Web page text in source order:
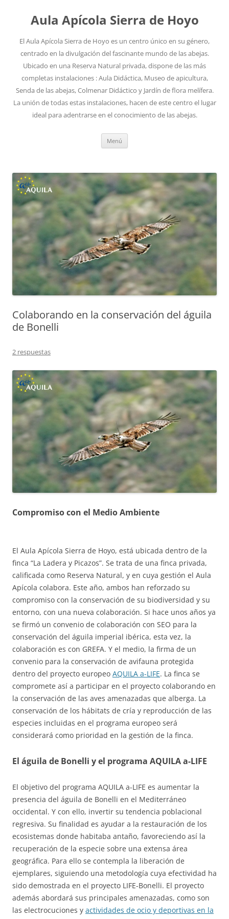
Aula Apícola Sierra de Hoyo
El Aula Apícola Sierra de Hoyo es un centro único en su género,
centrado en la divulgación del fascinante mundo de las abejas.
Ubicado en una Reserva Natural privada, dispone de las más
completas instalaciones : Aula Didáctica, Museo de apicultura,
Senda de las abejas, Colmenar Didáctico y Jardín de flora melífera.
La unión de todas estas instalaciones, hacen de este centro el lugar
ideal para adentrarse en el conocimiento de las abejas.
Menú
Colaborando en la conservación del águila
de Bonelli
2 respuestas
Compromiso con el Medio Ambiente
El Aula Apícola Sierra de Hoyo, está ubicada dentro de la
finca “La Ladera y Picazos”. Se trata de una finca privada,
calificada como Reserva Natural, y en cuya gestión el Aula
Apícola colabora. Este año, ambos han reforzado su
compromiso con la conservación de su biodiversidad y su
entorno, con una nueva colaboración. Si hace unos años ya
se firmó un convenio de colaboración con SEO para la
conservación del águila imperial ibérica, esta vez, la
colaboración es con GREFA. Y el medio, la firma de un
convenio para la conservación de avifauna protegida
dentro del proyecto europeo AQUILA a-LIFE. La finca se
compromete así a participar en el proyecto colaborando en
la conservación de las aves amenazadas que alberga. La
conservación de los hábitats de cría y reproducción de las
especies incluidas en el programa europeo será
considerará como prioridad en la gestión de la finca.
El águila de Bonelli y el programa AQUILA a-LIFE
El objetivo del programa AQUILA a-LIFE es aumentar la
presencia del águila de Bonelli en el Mediterráneo
occidental. Y con ello, invertir su tendencia poblacional
regresiva. Su finalidad es ayudar a la restauración de los
ecosistemas donde habitaba antaño, favoreciendo así la
recuperación de la especie sobre una extensa área
geográfica. Para ello se contempla la liberación de
ejemplares, siguiendo una metodología cuya efectividad ha
sido demostrada en el proyecto LIFE-Bonelli. El proyecto
además abordará sus principales amenazadas, como son
las electrocuciones y actividades de ocio y deportivas en la